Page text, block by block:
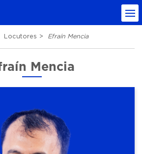
Locutores Efraín Mencia
Mencia